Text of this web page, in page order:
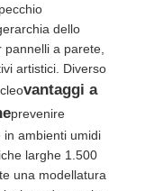
dello
a parete,
artistici. Diverso
vantaggi a
prevenire
ambienti umidi
larghe 1.500
una modellatura